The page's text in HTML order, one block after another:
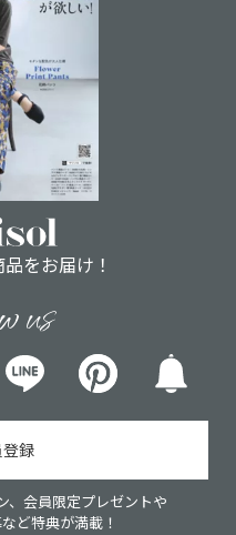
をお届け！
us
X LINE pinterest
録
、会員限定プレゼントや
ど特典が満載！